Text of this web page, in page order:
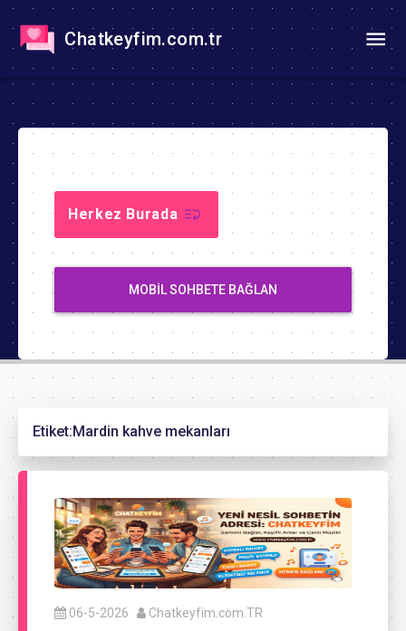
Chatkeyfim.com.tr
Herkez Burada
MOBIL SOHBETE BAĞLAN
Etiket:Mardin kahve mekanları
06-5-2026 Chatkeyfim.com.TR